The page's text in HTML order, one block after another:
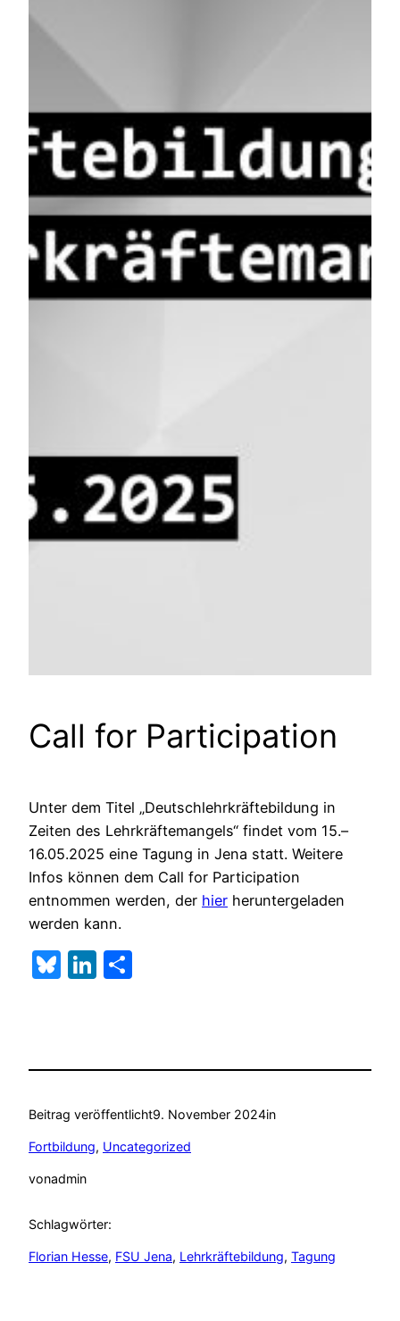
Call for Participation
Unter dem Titel „Deutschlehrkräftebildung in
Zeiten des Lehrkräftemangels“ findet vom 15.–
16.05.2025 eine Tagung in Jena statt. Weitere
Infos können dem Call for Participation
entnommen werden, der hier heruntergeladen
werden kann.
Bluesky
LinkedIn
Beitrag veröffentlicht9. November 2024in
Fortbildung, Uncategorized
vonadmin
Schlagwörter:
Florian Hesse, FSU Jena, Lehrkräftebildung, Tagung